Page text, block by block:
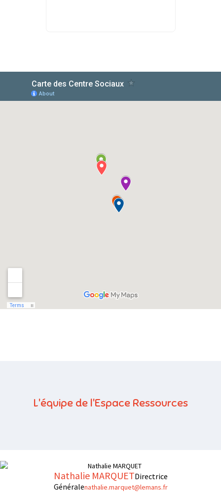
L'équipe de l'Espace Ressources
Nathalie MARQUETDirectrice
Généralenathalie.marquet@lemans.fr